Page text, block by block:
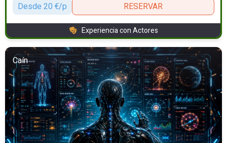
Desde 20 €/p
RESERVAR
Experiencia con Actores
Caín